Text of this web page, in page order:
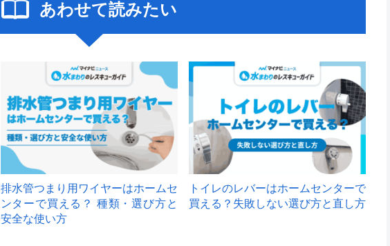
あわせて読みたい
排水管つまり用ワイヤーはホームセ
ンターで買える？ 種類・選び方と
安全な使い方
トイレのレバーはホームセンターで
買える？失敗しない選び方と直し方